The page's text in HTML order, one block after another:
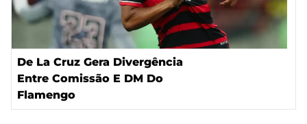
De La Cruz Gera Divergência
Entre Comissão E DM Do
Flamengo